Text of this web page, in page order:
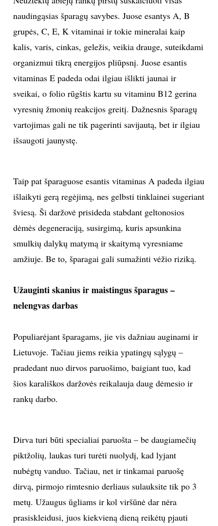
naudingąsias šparagų savybes. Juose esantys A, B
grupės, C, E, K vitaminai ir tokie mineralai kaip
kalis, varis, cinkas, geležis, veikia drauge, suteikdami
organizmui tikrą energijos pliūpsnį. Juose esantis
vitaminas E padeda odai ilgiau išlikti jaunai ir
sveikai, o folio rūgštis kartu su vitaminu B12 gerina
vyresnių žmonių reakcijos greitį. Dažnesnis šparagų
vartojimas gali ne tik pagerinti savijautą, bet ir ilgiau
išsaugoti jaunystę.
Taip pat šparaguose esantis vitaminas A padeda ilgiau
išlaikyti gerą regėjimą, nes gelbsti tinklainei sugeriant
šviesą. Ši daržovė prisideda stabdant geltonosios
dėmės degeneraciją, susirgimą, kuris apsunkina
smulkių dalykų matymą ir skaitymą vyresniame
amžiuje. Be to, šparagai gali sumažinti vėžio riziką.
Užauginti skanius ir maistingus šparagus –
nelengvas darbas
Populiarėjant šparagams, jie vis dažniau auginami ir
Lietuvoje. Tačiau jiems reikia ypatingų sąlygų –
pradedant nuo dirvos paruošimo, baigiant tuo, kad
šios karališkos daržovės reikalauja daug dėmesio ir
rankų darbo.
Dirva turi būti specialiai paruošta – be daugiamečių
piktžolių, laukas turi turėti nuolydį, kad lyjant
nubėgtų vanduo. Tačiau, net ir tinkamai paruošę
dirvą, pirmojo rimtesnio derliaus sulauksite tik po 3
metų. Užaugus ūgliams ir kol viršūnė dar nėra
prasiskleidusi, juos kiekvieną dieną reikėtų pjauti